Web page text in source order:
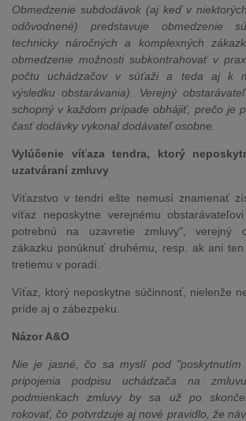
Obmedzenie subdodávok (aj keď v
odôvodnené) predstavuje obmedzenie
technicky náročných a komplexných
obmedzenie možnosti subkontrahovať v
počtu uchádzačov v súťaži a teda aj k
výsledku obstarávania). Verejný
schopný v každom prípade obhájiť, prečo je
časť dodávky vykonal dodávateľ osobne.
Vylúčenie víťaza tendra, ktorý
uzatváraní zmluvy
Víťazstvo v tendri ešte nemusí znamenať
víťaz neposkytne verejnému
potrebnú na uzavretie zmluvy", verejný
zákazku ponúknuť druhému, resp. ak ani
tretiemu v poradí.
Víťaz, ktorý neposkytne súčinnosť, nielenže
príde aj o zábezpeku.
Názor A&O
Nie je jasné, čo sa myslí pod "poskytnutím
pripojenia podpisu uchádzača na
podmienkach zmluvy by sa už po
rokovať, čo potvrdzuje aj nové pravidlo, že